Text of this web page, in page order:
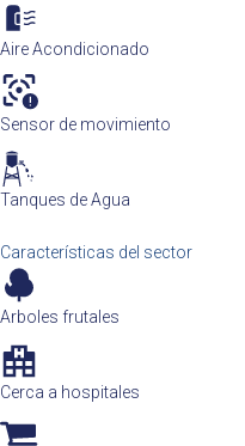
Aire Acondicionado
Sensor de movimiento
Tanques de Agua
Características del sector
Arboles frutales
Cerca a hospitales